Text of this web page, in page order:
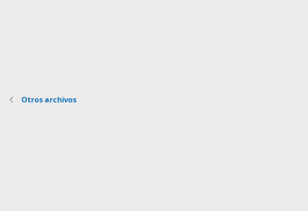
Otros archivos